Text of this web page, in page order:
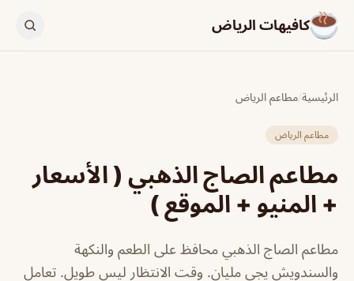
كافيهات الرياض
الرئيسية/مطاعم الرياض
مطاعم الرياض
مطاعم الصاج الذهبي ( الأسعار
+ المنيو + الموقع )
مطاعم الصاج الذهبي محافظ على الطعم والنكهة
والسندويش يجي مليان. وقت الانتظار ليس طويل. تعامل